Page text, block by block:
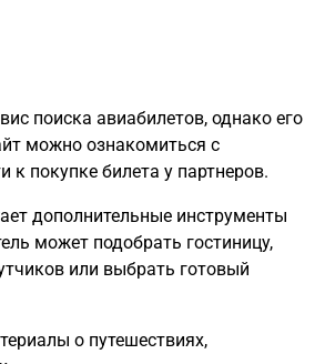
поиска авиабилетов, однако его
можно ознакомиться с
к покупке билета у партнеров.
дополнительные инструменты
может подобрать гостиницу,
или выбрать готовый
о путешествиях,